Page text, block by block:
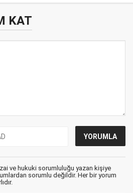
KAT
ve hukuki sorumluluğu yazan kişiye
sorumlu değildir. Her bir yorum